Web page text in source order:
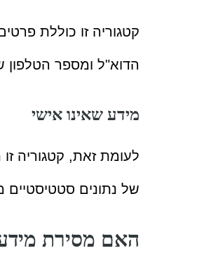
קטגוריה זו כוללת
הדוא"ל ומספר
מידע שאינו אישי
לעומת זאת, קטגוריה
של נתונים סטטיסטיים
האם מסירת